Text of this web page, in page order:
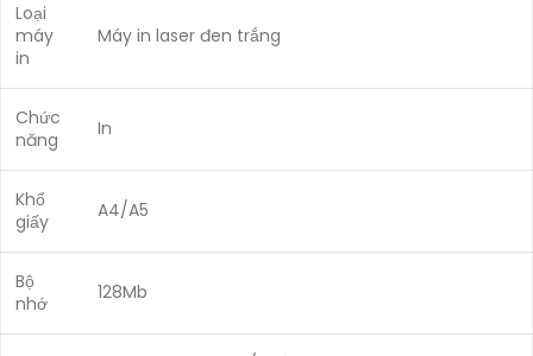
Loại
máy
in
Máy in laser đen trắng
Chức
năng
In
Khổ
giấy
A4/A5
Bộ
nhớ
128Mb